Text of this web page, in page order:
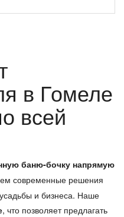
в Гомеле
всей
баню-бочку напрямую
современные решения
и бизнеса. Наше
, что позволяет предлагать